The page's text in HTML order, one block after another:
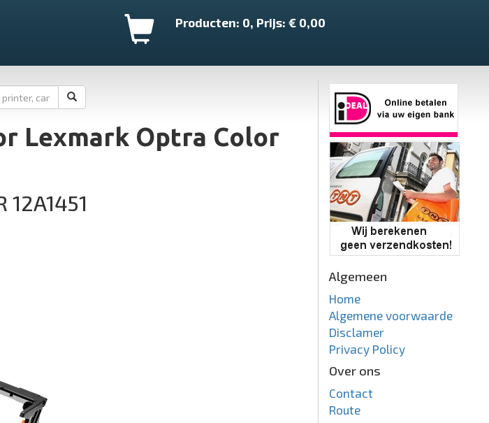
Producten: 0, Prijs: € 0,00
Lexmark Optra Color
Algemeen
Home
Algemene voorwaarde
Disclamer
Privacy Policy
Over ons
Contact
Route